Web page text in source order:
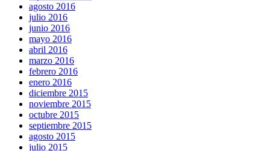
agosto 2016
julio 2016
junio 2016
mayo 2016
abril 2016
marzo 2016
febrero 2016
enero 2016
diciembre 2015
noviembre 2015
octubre 2015
septiembre 2015
agosto 2015
julio 2015